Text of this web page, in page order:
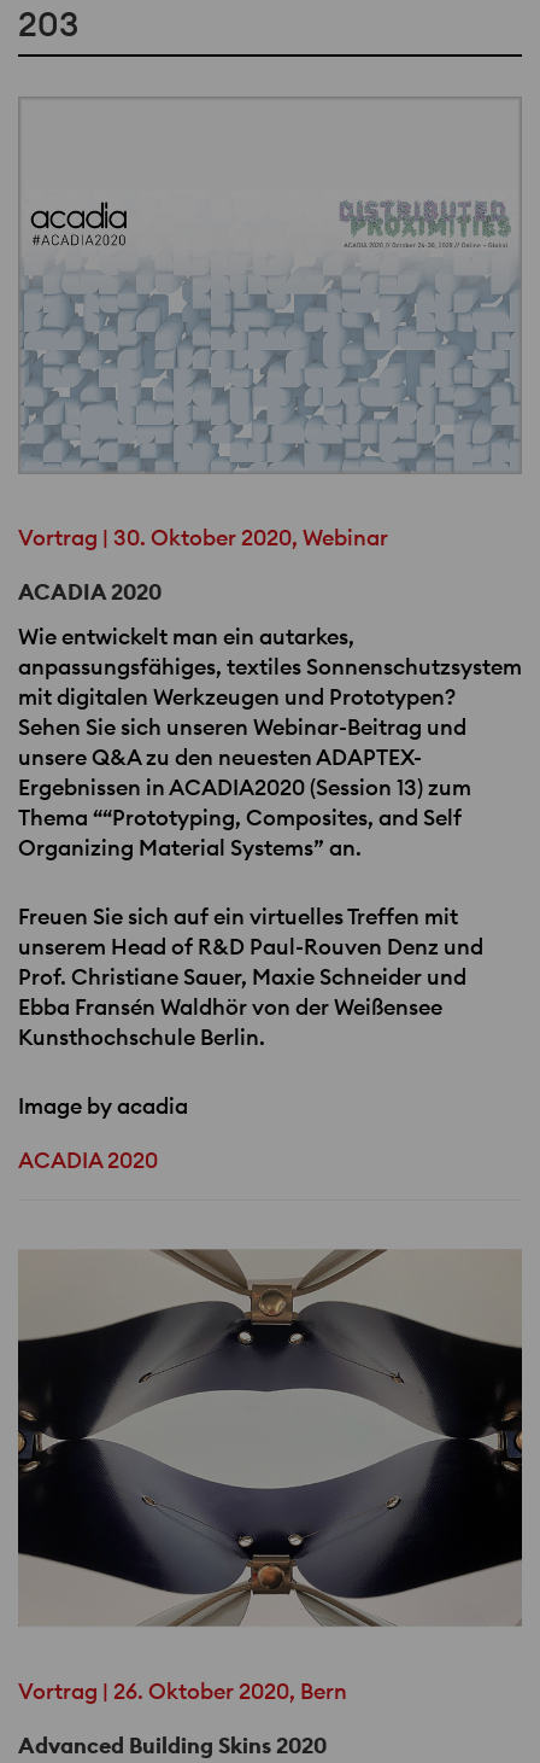
203
Vortrag | 30. Oktober 2020, Webinar
ACADIA 2020
Wie entwickelt man ein autarkes,
anpassungsfähiges, textiles Sonnenschutzsystem
mit digitalen Werkzeugen und Prototypen?
Sehen Sie sich unseren Webinar-Beitrag und
unsere Q&A zu den neuestenADAPTEX-
Ergebnissen in ACADIA2020 (Session 13) zum
Thema ““Prototyping, Composites, and Self
Organizing Material Systems” an.
Freuen Sie sich auf ein virtuelles Treffen mit
unserem Head of R&D Paul-Rouven Denz und
Prof. Christiane Sauer, Maxie Schneider und
Ebba Fransén Waldhör von der Weißensee
Kunsthochschule Berlin.
Image by acadia
ACADIA 2020
Vortrag | 26. Oktober 2020, Bern
Advanced Building Skins 2020